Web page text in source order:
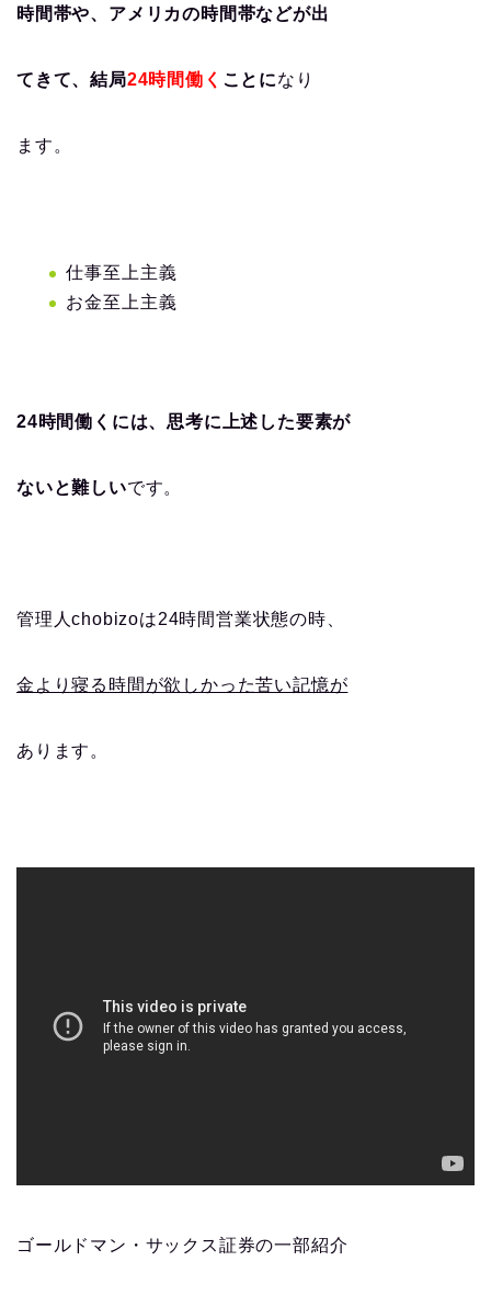
時間帯や、アメリカの時間帯などが出
てきて、結局24時間働く ことになり
ます。
仕事至上主義
お金至上主義
24時間働くには、思考に上述した要素が
ないと難しいです。
管理人chobizoは24時間営業状態の時、
金より寝る時間が欲しかった苦い記憶が
あります。
ゴールドマン・サックス証券の一部紹介